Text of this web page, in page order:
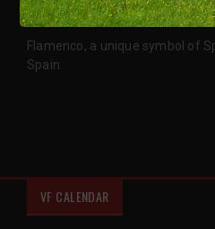
with a language that is more
Flamenco, a unique symbol of
Spain.
VF CALENDAR